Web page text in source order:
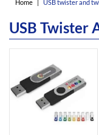
Home | USB twister and
USB Twister